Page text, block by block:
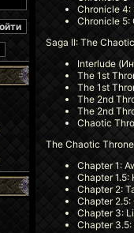
Chronicle 4:
Chronicle 5:
Saga II: The
Interlude
The 1st
The 1st
The 2nd
The 2nd
Chaotic
The Chaotic
Chapter 1:
Chapter 1.5:
Chapter 2:
Chapter
Chapter 3:
Chapter